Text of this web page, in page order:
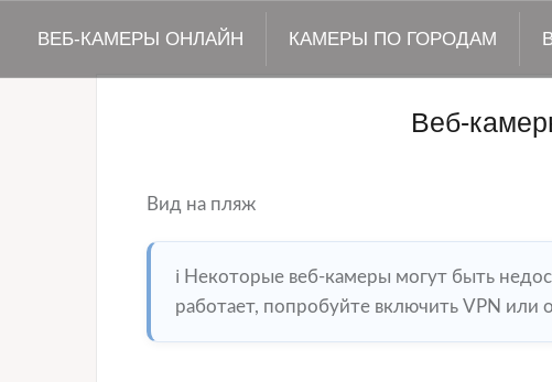
ВЕБ-КАМЕРЫ ОНЛАЙН КАМЕРЫ ПО ГОРОДАМ
Веб-
Вид на пляж
ℹ️ Некоторые веб-камеры могут быть
работает, попробуйте включить VPN или